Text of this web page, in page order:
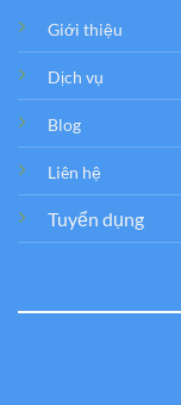
Giới thiệu
Dịch vụ
Blog
Liên hệ
Tuyển dụng